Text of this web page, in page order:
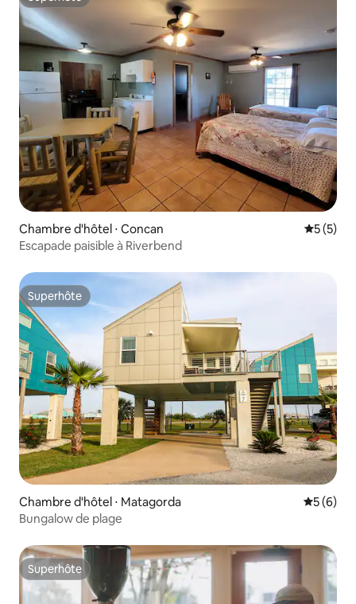
Superhôte
Chambre d'hôtel ⋅ Concan
5 (5)
Escapade paisible à Riverbend
Superhôte
Superhôte
Chambre d'hôtel ⋅ Matagorda
5 (6)
Bungalow de plage
Superhôte
Superhôte